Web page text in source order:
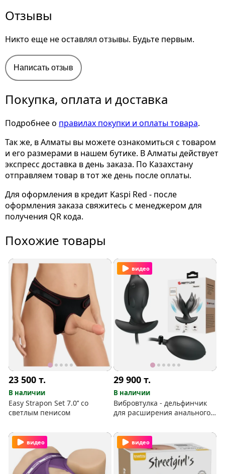
Отзывы
Никто еще не оставлял отзывы. Будьте первым.
Написать отзыв
Покупка, оплата и доставка
Подробнее о правилах покупки и оплаты товара.
Так же, в Алматы вы можете ознакомиться с товаром
и его размерами в нашем бутике. В Алматы действует
экспресс доставка в день заказа. По Казахстану
отправляем товар в тот же день после оплаты.
Для оформления в кредит Kaspi Red - после
оформления заказа свяжитесь с менеджером для
получения QR кода.
Похожие товары
23 500т.
В наличии
Easy Strapon Set 7.0’’ со
светлым пенисом
видео
29 900т.
В наличии
Вибровтулка - дельфинчик
для расширения анального
видео видео